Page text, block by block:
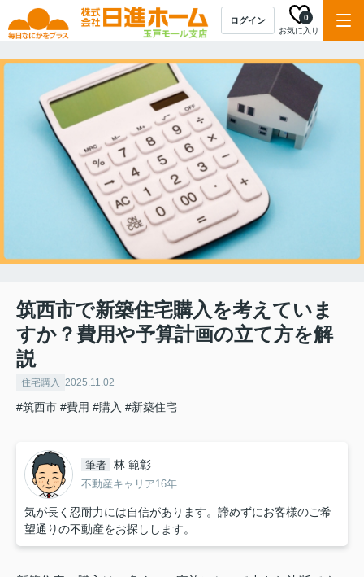
ログイン
お気に入り
0
筑西市で新築住宅購入を考えていま
すか？費用や予算計画の立て方を解
説
住宅購入 2025.11.02
#筑西市 #費用 #購入 #新築住宅
筆者 林 範彰
不動産キャリア16年
気が長く忍耐力には自信があります。諦めずにお客様のご希
望通りの不動産をお探しします。